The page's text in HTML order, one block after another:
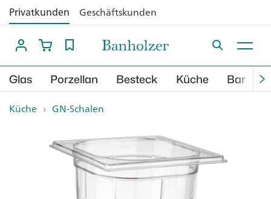
Privatkunden Geschäftskunden
Glas Porzellan Besteck Küche Bar
Küche › GN-Schalen